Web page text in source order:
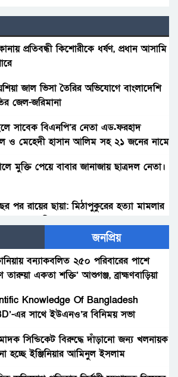
প্রতিবন্ধী কিশোরীকে ধর্ষণ, প্রধান আসামি
জাল ভিসা তৈরির অভিযোগে বাংলাদেশি
জেল-জরিমানা
সাবেক বিএনপি’র নেতা এড.ফরহাদ
ও মেহেদী হাসান আলিম সহ ২১ জনের নামে
মুক্তি পেয়ে বাবার জানাজায় ছাত্রদল নেতা।
পর রায়ের ছায়া: মিঠাপুকুরের হত্যা মামলার
২ জনের বিরুদ্ধে গ্রেফতারি পরোয়ানা
গ্রেফতার ৫০৪
২৪ মিলিয়ন রিঙ্গিতের অবৈধ ওষুধ জব্দ,
জনপ্রিয়
বন্যাকবলিত ২৫০ পরিবারের পাশে
তারুয়া একতা শক্তি’ আশুগঞ্জ, ব্রাহ্মণবাড়িয়া
Knowledge Of Bangladesh
এর সাথে ইউএনও’র বিনিময় সভা
সিন্ডিকেট বিরুদ্ধে দাঁড়ানো জন্য খলনায়ক
হচ্ছে ইঞ্জিনিয়ার আমিনুল ইসলাম